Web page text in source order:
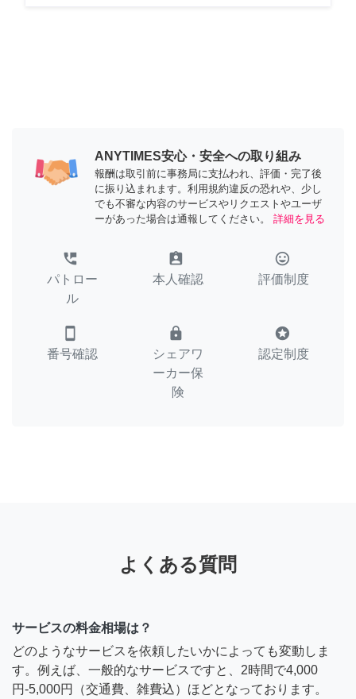
ANYTIMES安心・安全への取り組み
報酬は取引前に事務局に支払われ、評価・完了後
に振り込まれます。利用規約違反の恐れや、少し
でも不審な内容のサービスやリクエストやユーザ
ーがあった場合は通報してください。
詳細を見る
perm_phone_msg
パトロー
ル
assignment_ind
本人確認
tag_faces
評価制度
smartphone
番号確認
lock
シェアワ
ーカー保
険
stars
認定制度
よくある質問
サービスの料金相場は？
どのようなサービスを依頼したいかによっても変動しま
す。例えば、一般的なサービスですと、2時間で4,000
円-5,000円（交通費、雑費込）ほどとなっております。